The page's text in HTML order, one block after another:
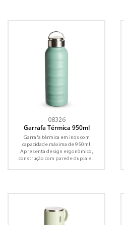
08326
Garrafa Térmica 950ml
Garrafa térmica em inox com
capacidade máxima de 950ml.
Apresenta design ergonômico,
construção com parede dupla e...